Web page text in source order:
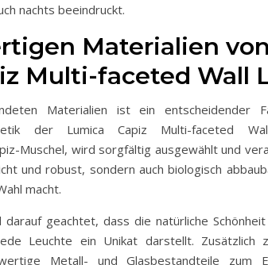
nachts beeindruckt.
Materialien von
Multi-faceted Wall
Materialien ist ein entscheidender
der Lumica Capiz Multi-faceted
Muschel, wird sorgfältig ausgewählt und
und robust, sondern auch biologisch
macht.
geachtet, dass die natürliche
Leuchte ein Unikat darstellt. Zusätzlich
Metall- und Glasbestandteile zum